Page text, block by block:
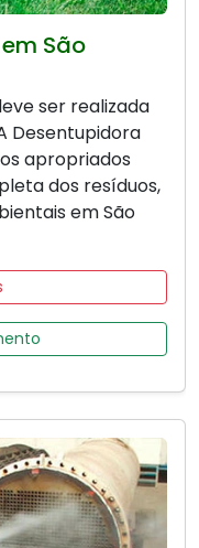
São
ser realizada
Desentupidora
apropriados
dos resíduos,
em São